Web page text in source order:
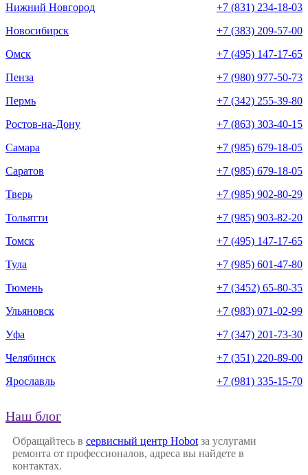
Нижний Новгород
+7 (831) 234-18-03
Новосибирск
+7 (383) 209-57-00
Омск
+7 (495) 147-17-65
Пенза
+7 (980) 977-50-73
Пермь
+7 (342) 255-39-80
Ростов-на-Дону
+7 (863) 303-40-15
Самара
+7 (985) 679-18-05
Саратов
+7 (985) 679-18-05
Тверь
+7 (985) 902-80-29
Тольятти
+7 (985) 903-82-20
Томск
+7 (495) 147-17-65
Тула
+7 (985) 601-47-80
Тюмень
+7 (3452) 65-80-35
Ульяновск
+7 (983) 071-02-99
Уфа
+7 (347) 201-73-30
Челябинск
+7 (351) 220-89-00
Ярославль
+7 (981) 335-15-70
Наш блог
Обращайтесь в сервисный центр Hobot за услугами
ремонта от профессионалов, адреса вы найдете в
контактах.